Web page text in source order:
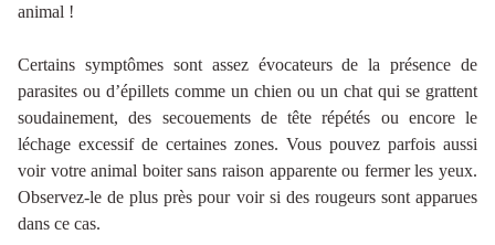
animal !
Certains symptômes sont assez évocateurs de la présence de
parasites ou d’épillets comme un chien ou un chat qui se grattent
soudainement, des secouements de tête répétés ou encore le
léchage excessif de certaines zones. Vous pouvez parfois aussi
voir votre animal boiter sans raison apparente ou fermer les yeux.
Observez-le de plus près pour voir si des rougeurs sont apparues
dans ce cas.